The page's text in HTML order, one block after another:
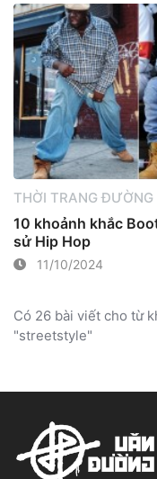
THỜI TRANG ĐƯỜNG
10 khoảnh khắc
sử Hip Hop
11/10/2024
Có 26 bài viết cho từ
"streetstyle"